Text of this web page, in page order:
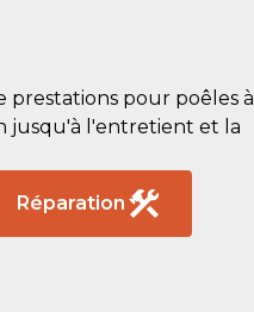
pour poêles à
jusqu'à l'entretient et la
Réparation